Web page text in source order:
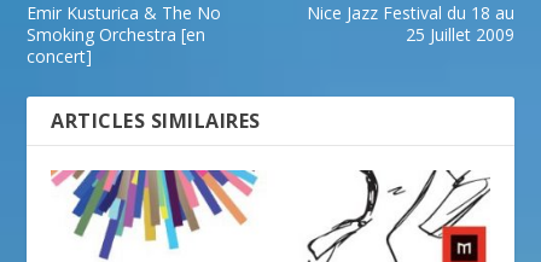
Emir Kusturica & The No
Smoking Orchestra [en
concert]
Nice Jazz Festival du 18 au
25 Juillet 2009
ARTICLES SIMILAIRES